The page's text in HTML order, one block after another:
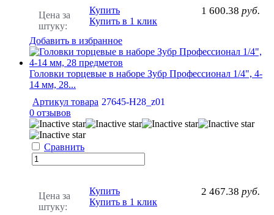
Цена за
штуку:
1 600.38 руб.
Купить
Купить в 1 клик
Добавить в избранное
Головки торцевые в наборе Зубр Профессионал 1/4", 4-
14 мм, 28...
Артикул товара 27645-H28_z01
0 отзывов
Сравнить
Цена за
штуку:
2 467.38 руб.
Купить
Купить в 1 клик